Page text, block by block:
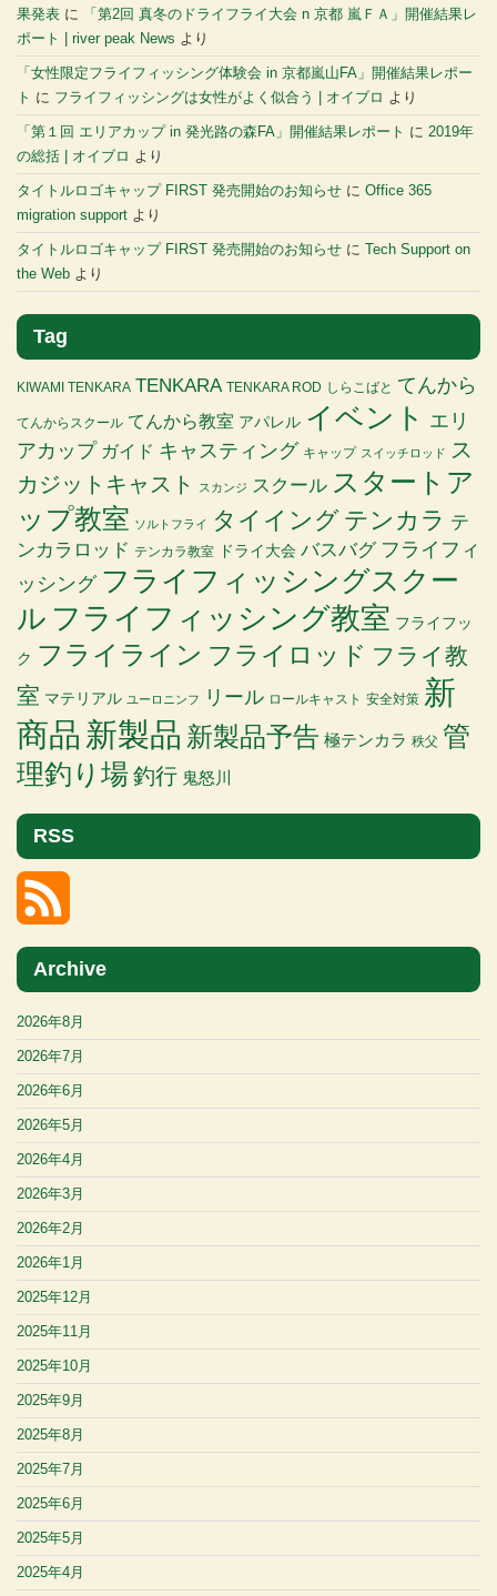
果発表 に
「第2回 真冬のドライフライ大会 n 京都 嵐ＦＡ」開催結果レ
ポート | river peak News より
「女性限定フライフィッシング体験会 in 京都嵐山FA」開催結果レポー
ト に フライフィッシングは女性がよく似合う | オイブロ より
「第１回 エリアカップ in 発光路の森FA」開催結果レポート に 2019年
の総括 | オイブロ より
タイトルロゴキャップ FIRST 発売開始のお知らせ に Office 365
migration support より
タイトルロゴキャップ FIRST 発売開始のお知らせ に Tech Support on
the Web より
Tag
KIWAMI TENKARA TENKARA TENKARA ROD しらこばと てんから
てんからスクール てんから教室 アパレル イベント エリ
アカップ ガイド キャスティング キャップ スイッチロッド
ス
カジットキャスト
スカンジ スクール スタートア
ップ教室 ソルトフライ タイイング テンカラ テ
ンカラロッド テンカラ教室 ドライ大会 バスバグ フライフィ
ッシング フライフィッシングスクー
ル フライフィッシング教室 フライフッ
ク フライライン フライロッド フライ教
室 マテリアル ユーロニンフ リール ロールキャスト 安全対策 新
商品 新製品 新製品予告 極テンカラ 秩父 管
理釣り場釣行 鬼怒川
RSS
Archive
2026年8月
2026年7月
2026年6月
2026年5月
2026年4月
2026年3月
2026年2月
2026年1月
2025年12月
2025年11月
2025年10月
2025年9月
2025年8月
2025年7月
2025年6月
2025年5月
2025年4月